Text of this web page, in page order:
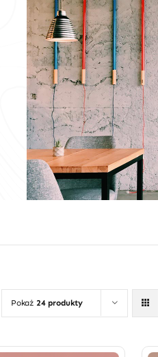
Pokaż 24 produkty